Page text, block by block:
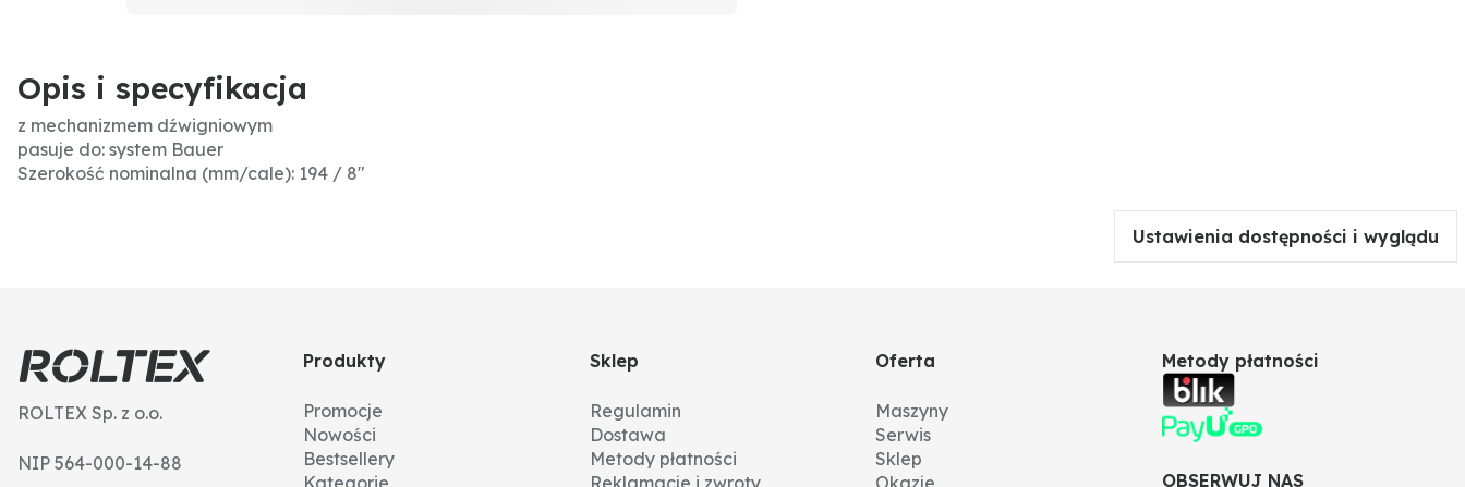
Opis i specyfikacja
z mechanizmem dźwigniowym
pasuje do: system Bauer
Szerokość nominalna (mm/cale): 194 / 8"
Ustawienia dostępności i wyglądu
ROLTEX Sp. z o.o.
NIP 564-000-14-88
Produkty
Promocje
Nowości
Bestsellery
Kategorie
Sklep
Regulamin
Dostawa
Metody płatności
Reklamacje i zwroty
Oferta
Maszyny
Serwis
Sklep
Okazje
Metody płatności
OBSERWUJ NAS